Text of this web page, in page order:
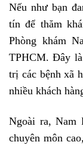
Nếu như bạn
tín để thăm
Phòng khám
TPHCM. Đây
trị các bệnh xã
nhiều khách
Ngoài ra, Nam
chuyên môn